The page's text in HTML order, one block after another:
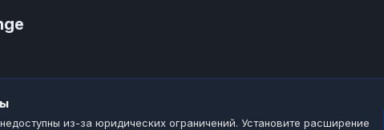
из-за юридических ограничений. Установите расширение